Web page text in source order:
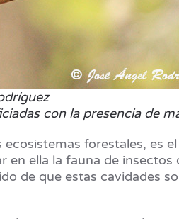
con la presencia de
forestales, es
ella la fauna de
de que estas cavidades